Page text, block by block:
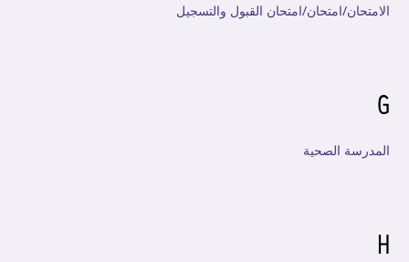
الامتحان/امتحان/امتحان القبول والتسجيل
G
المدرسة الصحية
H